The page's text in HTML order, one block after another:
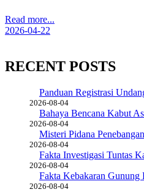
Read more...
2026-04-22
RECENT POSTS
Panduan Registrasi
2026-08-04
Bahaya Bencana Kabut
2026-08-04
Misteri Pidana
2026-08-04
Fakta Investigasi Tuntas
2026-08-04
Fakta Kebakaran Gunung
2026-08-04